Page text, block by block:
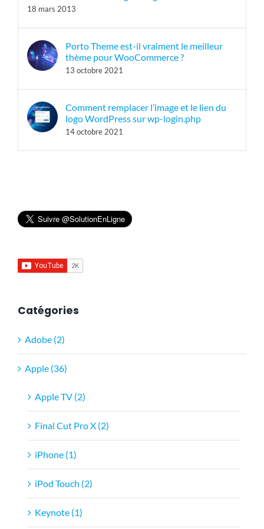
18 mars 2013
Porto Theme est-il vraiment le meilleur
thème pour WooCommerce ?
13 octobre 2021
Comment remplacer l’image et le lien du
logo WordPress sur wp-login.php
14 octobre 2021
Catégories
Adobe (2)
Apple (36)
Apple TV (2)
Final Cut Pro X (2)
iPhone (1)
iPod Touch (2)
Keynote (1)